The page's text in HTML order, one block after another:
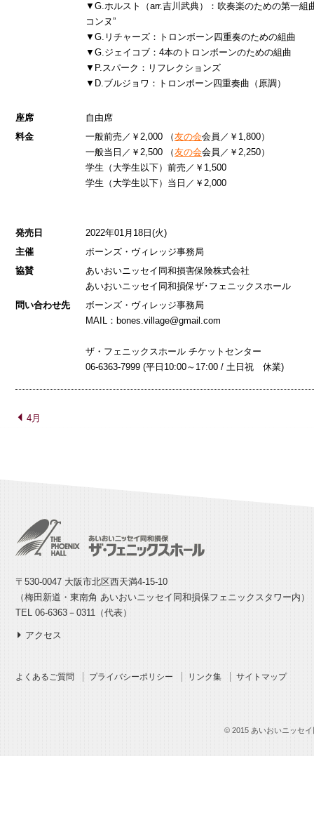
▼G.ホルスト（arr.吉川武典）：吹奏楽のための第一組
コンヌ”
▼G.リチャーズ：トロンボーン四重奏のための組曲
▼G.ジェイコブ：4本のトロンボーンのための組曲
▼P.スパーク：リフレクションズ
▼D.ブルジョワ：トロンボーン四重奏曲（原調）
座席
自由席
料金
一般前売／￥2,000 （友の会会員／￥1,800）
一般当日／￥2,500 （友の会会員／￥2,250）
学生（大学生以下）前売／￥1,500
学生（大学生以下）当日／￥2,000
発売日
2022年01月18日(火)
主催
ボーンズ・ヴィレッジ事務局
協賛
あいおいニッセイ同和損害保険株式会社
あいおいニッセイ同和損保ザ･フェニックスホール
問い合わせ先
ボーンズ・ヴィレッジ事務局
MAIL：bones.village@gmail.com
ザ・フェニックスホール チケットセンター
06-6363-7999 (平日10:00～17:00 / 土日祝 休業)
4月
〒530-0047 大阪市北区西天満4-15-10
（梅田新道・東南角 あいおいニッセイ同和損保フェニックスタワー内）
TEL 06-6363－0311（代表）
アクセス
よくあるご質問 プライバシーポリシー リンク集 サイトマップ
© 2015 あいおいニッセ